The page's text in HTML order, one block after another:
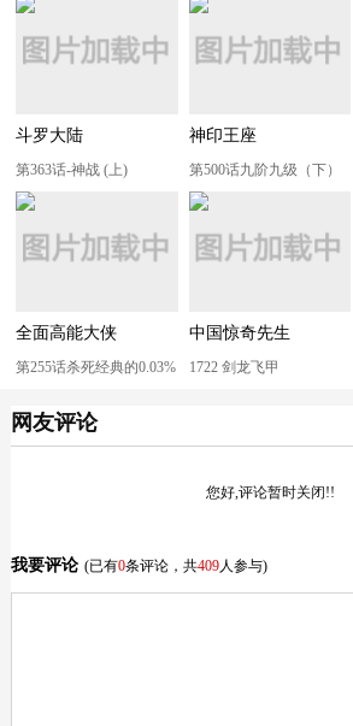
斗罗大陆
第363话-神战 (上)
神印王座
第500话九阶九级（下）
全面高能大侠
第255话杀死经典的0.03%
中国惊奇先生
1722 剑龙飞甲
网友评论
您好,评论暂时关闭!!
我要评论 (已有0条评论，共409人参与)